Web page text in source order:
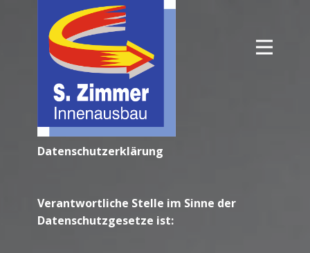
Datenschutzerklärung
Verantwortliche Stelle im Sinne der
Datenschutzgesetze ist: